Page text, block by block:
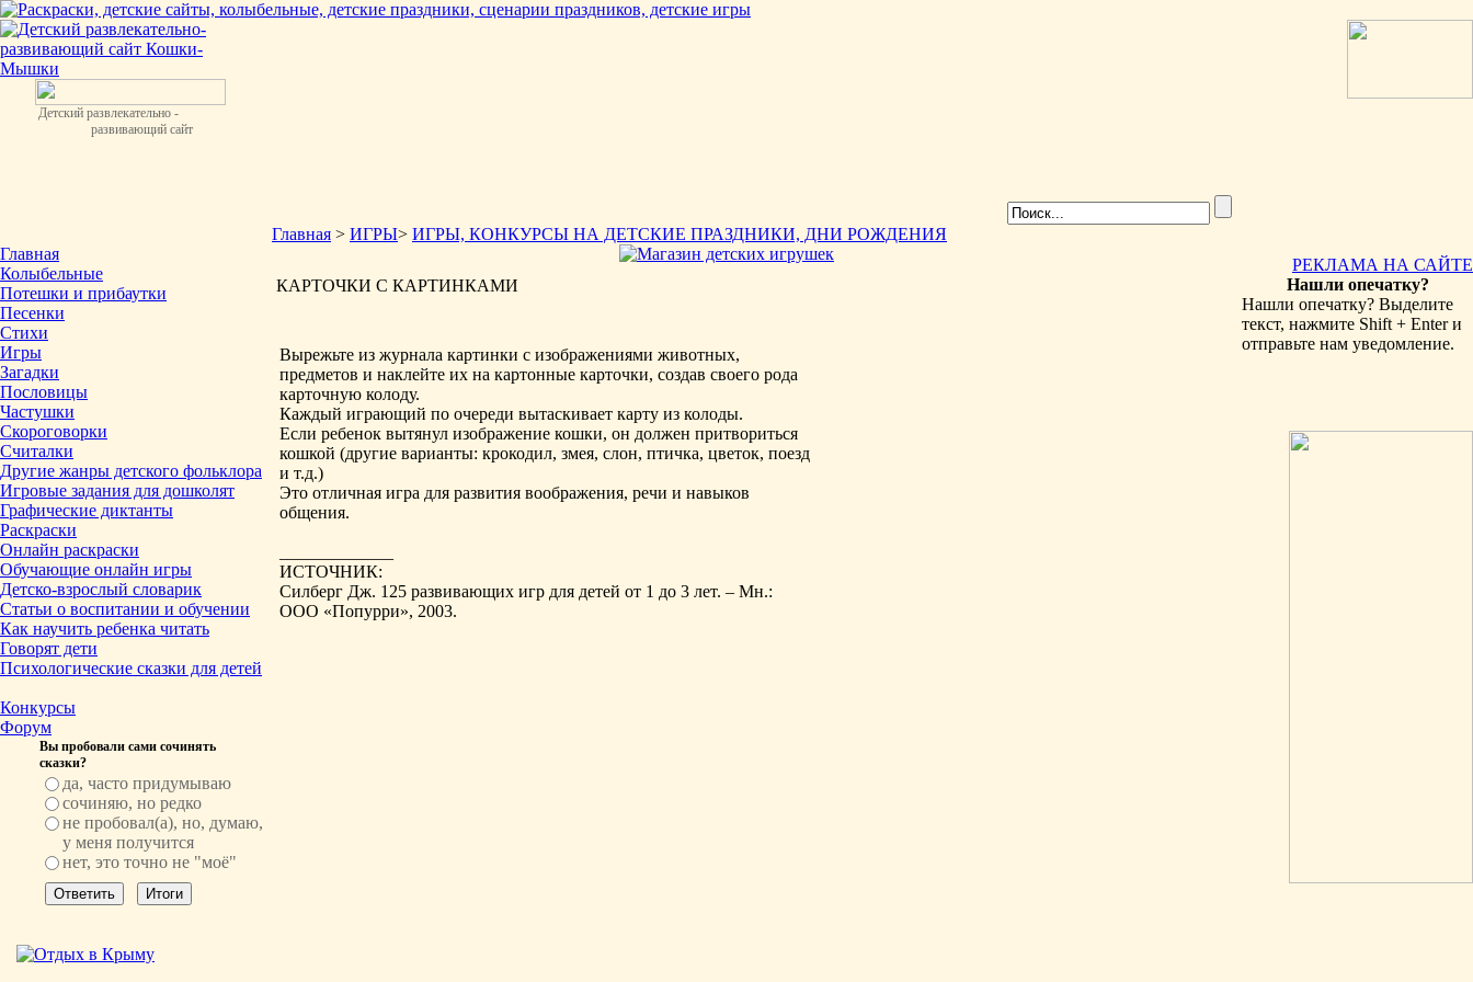
Детский развлекательно -
развивающий сайт
Главная
Колыбельные
Потешки и прибаутки
Песенки
Стихи
Игры
Загадки
Пословицы
Частушки
Скороговорки
Считалки
Другие жанры детского фольклора
Игровые задания для дошколят
Графические диктанты
Раскраски
Онлайн раскраски
Обучающие онлайн игры
Детско-взрослый словарик
Статьи о воспитании и обучении
Как научить ребенка читать
Говорят дети
Психологические сказки для детей
Конкурсы
Форум
Вы пробовали сами сочинять
сказки?
да, часто придумываю
сочиняю, но редко
не пробовал(а), но, думаю,
у меня получится
нет, это точно не "моё"
Главная > ИГРЫ> ИГРЫ, КОНКУРСЫ НА ДЕТСКИЕ ПРАЗДНИКИ, ДНИ РОЖДЕНИЯ
КАРТОЧКИ С КАРТИНКАМИ
Вырежьте из журнала картинки с изображениями животных,
предметов и наклейте их на картонные карточки, создав своего рода
карточную колоду.
Каждый играющий по очереди вытаскивает карту из колоды.
Если ребенок вытянул изображение кошки, он должен притвориться
кошкой (другие варианты: крокодил, змея, слон, птичка, цветок, поезд
и т.д.)
Это отличная игра для развития воображения, речи и навыков
общения.
ИСТОЧНИК:
Силберг Дж. 125 развивающих игр для детей от 1 до 3 лет. – Мн.:
ООО «Попурри», 2003.
РЕКЛАМА НА САЙТЕ
Нашли опечатку?
Нашли опечатку? Выделите
текст, нажмите Shift + Enter и
отправьте нам уведомление.